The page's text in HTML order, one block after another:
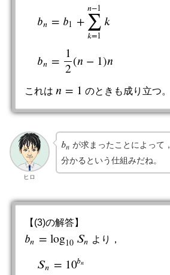
𝑏𝑛 = 𝑏1 +∑
𝑘=1
𝑛−1
𝑘
𝑏𝑛 = 1
2(𝑛 − 1)𝑛
−1k
これは 𝑛 = 1
n =1 のときも成り立つ。
ヒロ
𝑏𝑛
bn が求まったことによって，
分かるという仕組みだね。
【(3)の解答】
𝑏𝑛 = log10 𝑆𝑛
bn =log10Sn より，
𝑆𝑛 = 10𝑏𝑛